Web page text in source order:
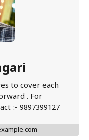
to cover each
. For
:- 9897399127